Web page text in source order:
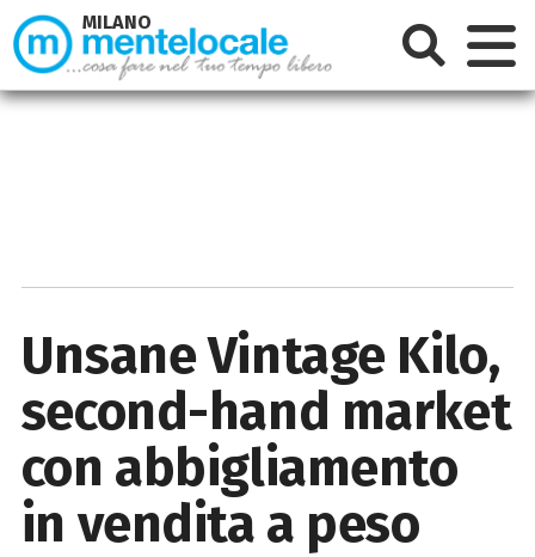
Unsane Vintage Kilo,
second-hand market
con abbigliamento
in vendita a peso
MILANO